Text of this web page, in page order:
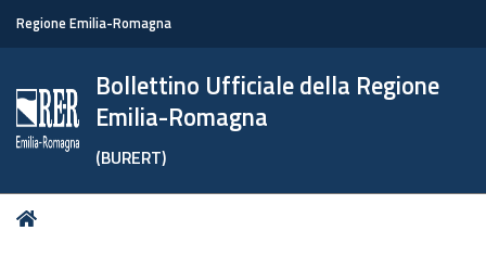
Regione Emilia-Romagna
Bollettino Ufficiale della Regione
Emilia-Romagna
(BURERT)
Tu